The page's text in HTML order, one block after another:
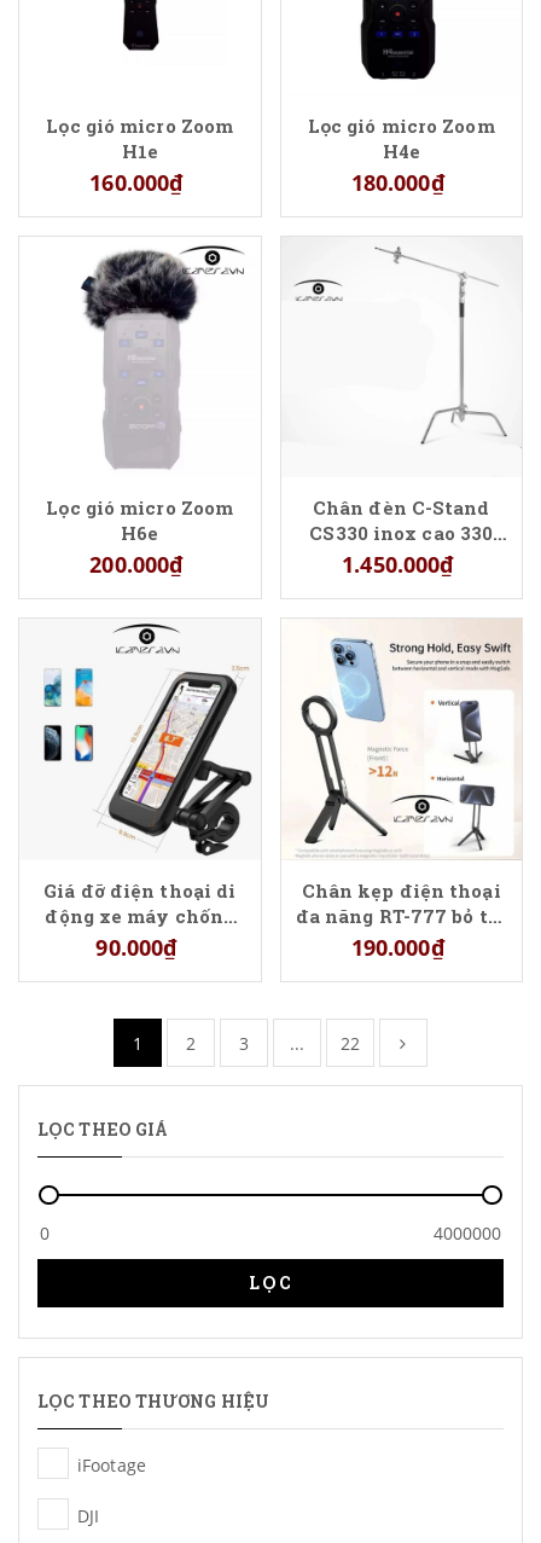
Lọc gió micro Zoom
H1e
160.000₫
Lọc gió micro Zoom
H4e
180.000₫
Lọc gió micro Zoom
H6e
200.000₫
Chân đèn C-Stand
CS330 inox cao 330
cm
1.450.000₫
Giá đỡ điện thoại di
động xe máy chống
nước
90.000₫
Chân kẹp điện thoại
đa năng RT-777 bỏ túi
gấp gọn
190.000₫
1 2 3 ... 22
LỌC THEO GIÁ
LỌC
LỌC THEO THƯƠNG HIỆU
iFootage
DJI